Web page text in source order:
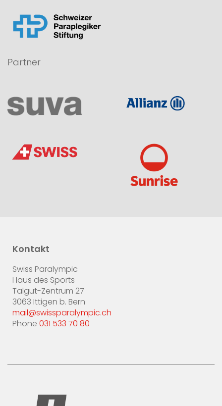
Partner
Kontakt
Swiss Paralympic
Haus des Sports
Talgut-Zentrum 27
3063 Ittigen b. Bern
mail@swissparalympic.ch
Phone 031 533 70 80